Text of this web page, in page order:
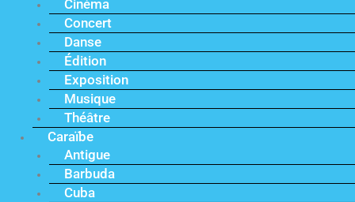
Cinéma
Concert
Danse
Édition
Exposition
Musique
Théâtre
Caraïbe
Antigue
Barbuda
Cuba